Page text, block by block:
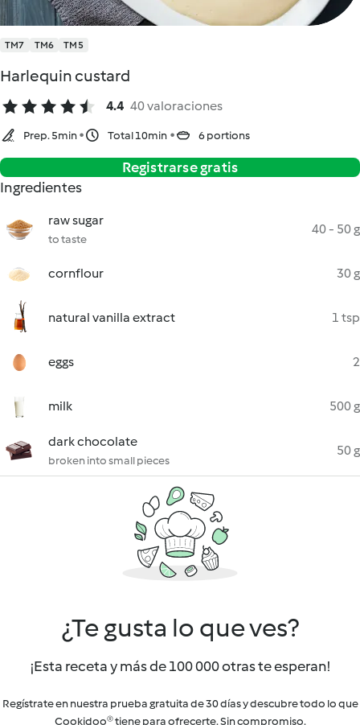
TM7 TM6 TM5
Harlequin custard
4.4 40 valoraciones
Prep. 5min Total 10min 6 portions
Registrarse gratis
Ingredientes
raw sugar
to taste
40 - 50 g
cornflour 30 g
natural vanilla extract 1 tsp
eggs 2
milk 500 g
dark chocolate
broken into small pieces
50 g
¿Te gusta lo que ves?
¡Esta receta y más de 100 000 otras te esperan!
Regístrate en nuestra prueba gratuita de 30 días y descubre todo lo que
Cookidoo® tiene para ofrecerte. Sin compromiso.